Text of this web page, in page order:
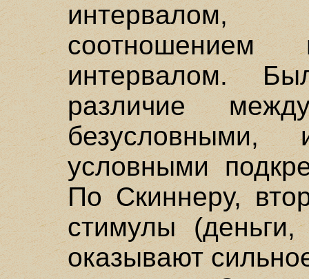
интервалом.
различие
условными
По Скиннеру,
стимулы
оказывают